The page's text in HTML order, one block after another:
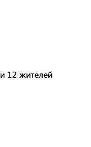
12 жителей